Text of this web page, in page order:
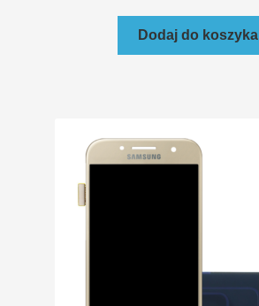
Dodaj do koszyka